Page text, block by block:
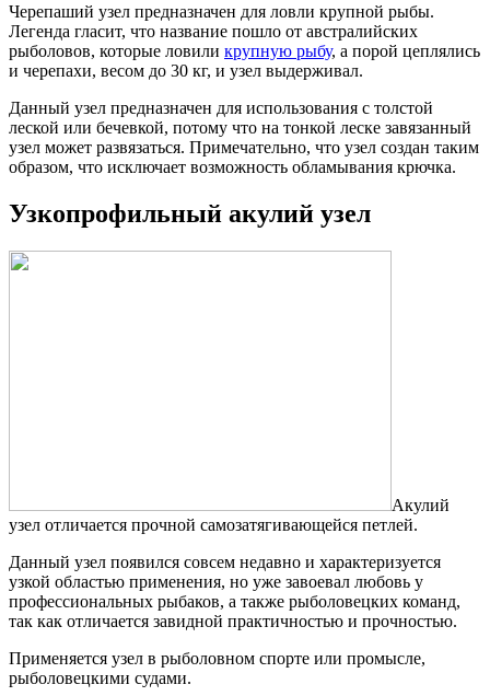
Черепаший узел предназначен для ловли крупной рыбы.
Легенда гласит, что название пошло от австралийских
рыболовов, которые ловили крупную рыбу, а порой цеплялись
и черепахи, весом до 30 кг, и узел выдерживал.
Данный узел предназначен для использования с толстой
леской или бечевкой, потому что на тонкой леске завязанный
узел может развязаться. Примечательно, что узел создан таким
образом, что исключает возможность обламывания крючка.
Узкопрофильный акулий узел
Акулий
узел отличается прочной самозатягивающейся петлей.
Данный узел появился совсем недавно и характеризуется
узкой областью применения, но уже завоевал любовь у
профессиональных рыбаков, а также рыболовецких команд,
так как отличается завидной практичностью и прочностью.
Применяется узел в рыболовном спорте или промысле,
рыболовецкими судами.